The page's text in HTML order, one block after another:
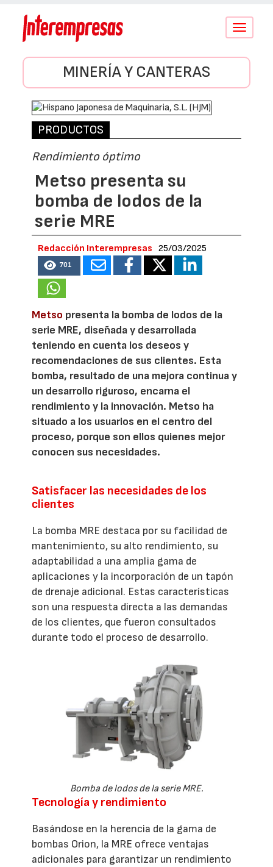
Conmutar
MINERÍA Y CANTERAS
PRODUCTOS
Rendimiento óptimo
Metso presenta su
bomba de lodos de la
serie MRE
Redacción Interempresas 25/03/2025
701
Metso presenta la bomba de lodos de la
serie MRE, diseñada y desarrollada
teniendo en cuenta los deseos y
recomendaciones de sus clientes. Esta
bomba, resultado de una mejora continua y
un desarrollo riguroso, encarna el
rendimiento y la innovación. Metso ha
situado a los usuarios en el centro del
proceso, porque son ellos quienes mejor
conocen sus necesidades.
Satisfacer las necesidades de los
clientes
La bomba MRE destaca por su facilidad de
mantenimiento, su alto rendimiento, su
adaptabilidad a una amplia gama de
aplicaciones y la incorporación de un tapón
de drenaje adicional. Estas características
son una respuesta directa a las demandas
de los clientes, que fueron consultados
durante todo el proceso de desarrollo.
Bomba de lodos de la serie MRE.
Tecnología y rendimiento
Basándose en la herencia de la gama de
bombas Orion, la MRE ofrece ventajas
adicionales para garantizar un rendimiento